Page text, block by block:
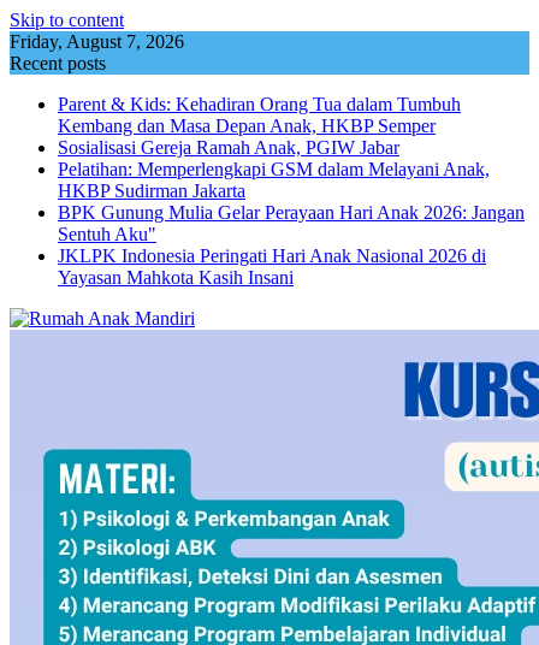
Skip to content
Friday, August 7, 2026
Recent posts
Parent & Kids: Kehadiran Orang Tua dalam Tumbuh
Kembang dan Masa Depan Anak, HKBP Semper
Sosialisasi Gereja Ramah Anak, PGIW Jabar
Pelatihan: Memperlengkapi GSM dalam Melayani Anak,
HKBP Sudirman Jakarta
BPK Gunung Mulia Gelar Perayaan Hari Anak 2026: Jangan
Sentuh Aku"
JKLPK Indonesia Peringati Hari Anak Nasional 2026 di
Yayasan Mahkota Kasih Insani